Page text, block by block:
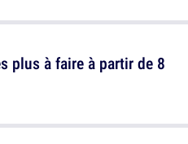
plus à faire à partir de 8